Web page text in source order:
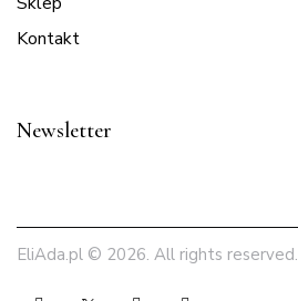
Kontakt
Newsletter
EliAda.pl © 2026. All rights reserved.